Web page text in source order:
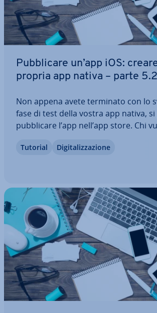
Pub­bli­ca­re un’app iOS:
propria app nativa – parte 5.2
Non appena avete terminato con lo
fase di test della vostra app nativa,
pub­bli­ca­re l’app nell’app store. Chi
Apple, deve re­gi­strar­si sulla
Tutorial Di­gi­ta­liz­za­zio­ne